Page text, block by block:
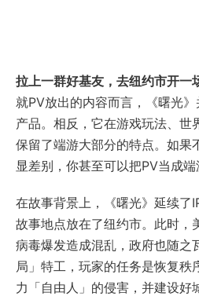
拉上一群好基友，去纽约市开一
就PV放出的内容而言，《曙光
产品。相反，它在游戏玩法、世
保留了端游大部分的特点。如果
显差别，你甚至可以把PV当成端
在故事背景上，《曙光》延续了
故事地点放在了纽约市。此时，
病毒爆发造成混乱，政府也随之
局」特工，玩家的任务是恢复秩
力「自由人」的侵害，并建设好